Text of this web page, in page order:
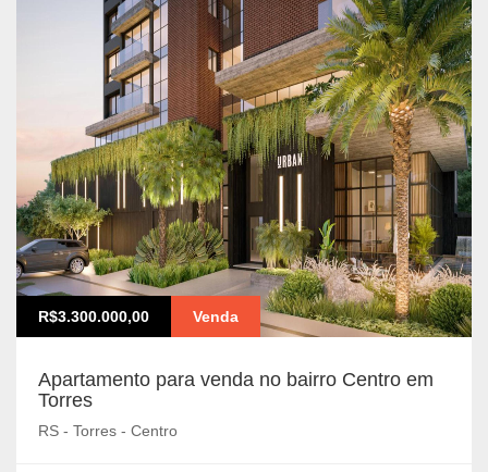
R$3.300.000,00 Venda
Apartamento para venda no bairro Centro em
Torres
RS - Torres - Centro